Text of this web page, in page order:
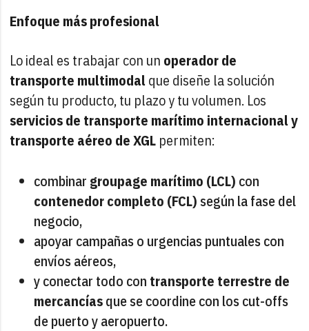
Enfoque más profesional
Lo ideal es trabajar con un operador de
transporte multimodalque diseñe la solución
según tu producto, tu plazo y tu volumen. Los
servicios de transporte marítimo internacional y
transporte aéreo de XGL permiten:
combinar groupage marítimo (LCL) con
contenedor completo (FCL) según la fase del
negocio,
apoyar campañas o urgencias puntuales con
envíos aéreos,
y conectar todo con transporte terrestre de
mercancíasque se coordine con los cut-offs
de puerto y aeropuerto.